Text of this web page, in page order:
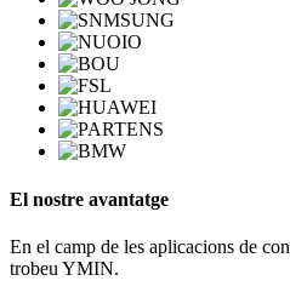
El nostre avantatge
En el camp de les aplicacions de
trobeu YMIN.